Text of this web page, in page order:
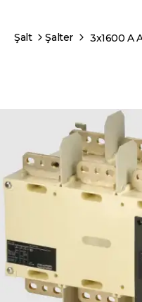
Şalt Şalter 3x1600 A